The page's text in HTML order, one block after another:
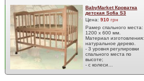
BabyMarket Кроватка
детская Sofia S3
Цена: 910 грн
Рамер спального места:
1200 х 600 мм.
Материал изготовления:
натуральное дерево.
- 3 уровня регулировки
спального места по
высоте;
- с колеси…